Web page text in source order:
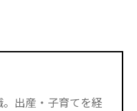
出産・子育てを経